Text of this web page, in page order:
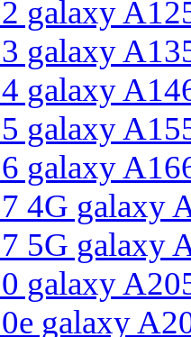
galaxy
galaxy
galaxy
galaxy
galaxy
4G galaxy
5G galaxy
galaxy
galaxy